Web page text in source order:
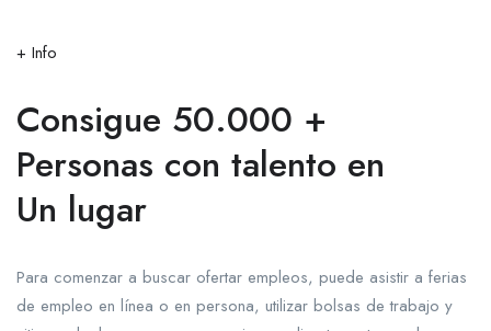
+ Info
Consigue 50.000 +
Personas con talento en
Un lugar
Para comenzar a buscar ofertar empleos, puede asistir a ferias
de empleo en línea o en persona, utilizar bolsas de trabajo y